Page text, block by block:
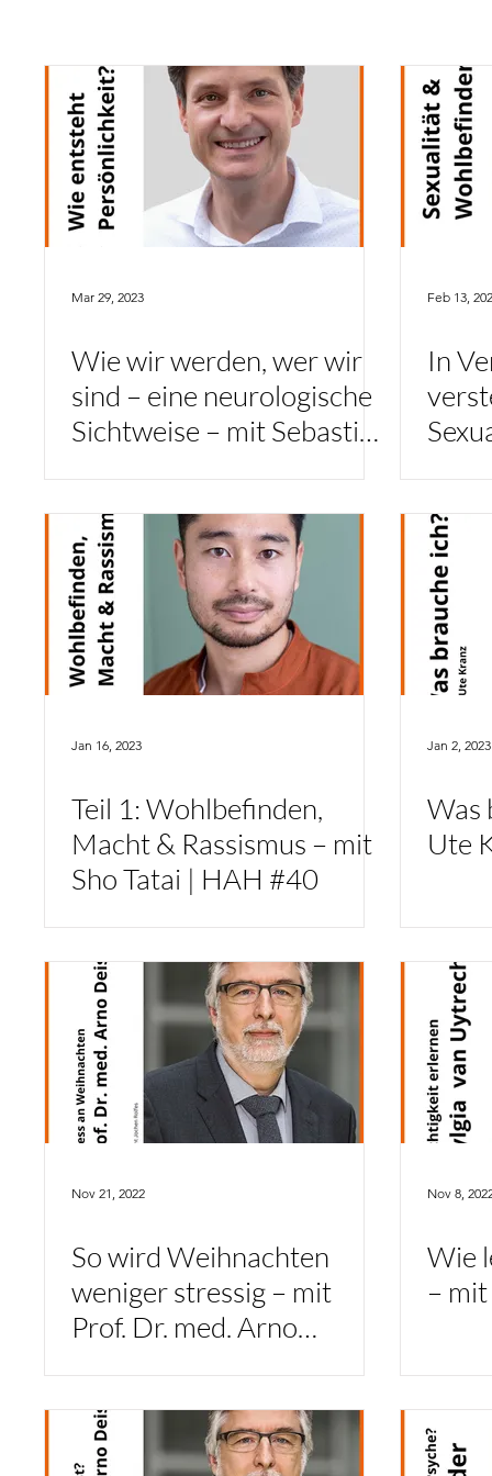
Mar 29, 2023
Wie wir werden, wer wir
sind – eine neurologische
Sichtweise – mit Sebastian
Feb 13,
In
Jan 16, 2023
Teil 1: Wohlbefinden,
Macht & Rassismus – mit
Sho Tatai | HAH #40
Jan 2, 2023
Was
Ute
Nov 21, 2022
So wird Weihnachten
weniger stressig – mit
Prof. Dr. med. Arno
Nov 8,
Wie
–